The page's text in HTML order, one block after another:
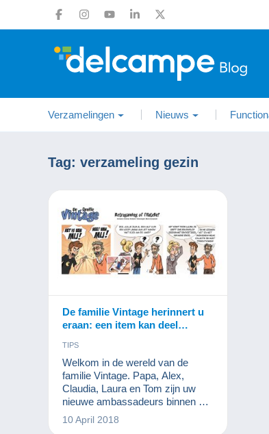
Verzamelingen Nieuws
Tag: verzameling gezin
De familie Vintage herinnert u
eraan: een item kan deel
collecties!
TIPS
Welkom in de wereld van de
familie Vintage. Papa, Alex,
Claudia, Laura en Tom zijn uw
nieuwe ambassadeurs binnen de
verzamelwereld. Elke maand
vertellen ze u, in enkele kadertjes,
10 April 2018